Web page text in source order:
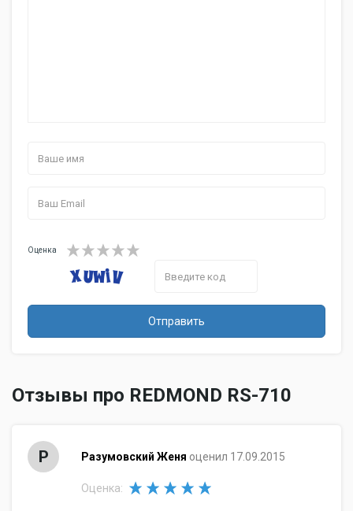
Оценка
Отправить
Отзывы про REDMOND RS-710
Р Разумовский Женя оценил 17.09.2015
Оценка: